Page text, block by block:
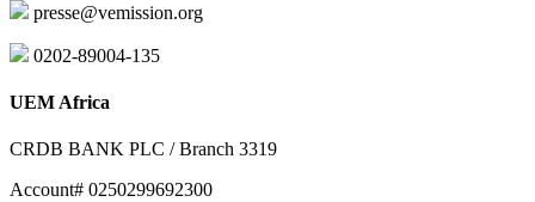
presse@vemission.org
0202-89004-135
UEM Africa
CRDB BANK PLC / Branch 3319
Account# 0250299692300